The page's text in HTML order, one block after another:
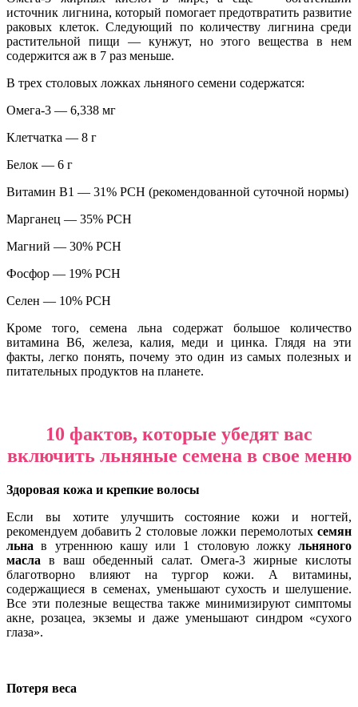
источник лигнина, который помогает предотвратить развитие
раковых клеток. Следующий по количеству лигнина среди
растительной пищи — кунжут, но этого вещества в нем
содержится аж в 7 раз меньше.
В трех столовых ложках льняного семени содержатся:
Омега-3 — 6,338 мг
Клетчатка — 8 г
Белок — 6 г
Витамин В1 — 31% РСН (рекомендованной суточной нормы)
Марганец — 35% РСН
Магний — 30% РСН
Фосфор — 19% РСН
Селен — 10% РСН
Кроме того, семена льна содержат большое количество
витамина В6, железа, калия, меди и цинка. Глядя на эти
факты, легко понять, почему это один из самых полезных и
питательных продуктов на планете.
10 фактов, которые убедят вас
включить льняные семена в свое меню
Здоровая кожа и крепкие волосы
Если вы хотите улучшить состояние кожи и ногтей,
рекомендуем добавить 2 столовые ложки перемолотых семян
льна в утреннюю кашу или 1 столовую ложку льняного
масла в ваш обеденный салат. Омега-3 жирные кислоты
благотворно влияют на тургор кожи. А витамины,
содержащиеся в семенах, уменьшают сухость и шелушение.
Все эти полезные вещества также минимизируют симптомы
акне, розацеа, экземы и даже уменьшают синдром «сухого
глаза».
Потеря веса